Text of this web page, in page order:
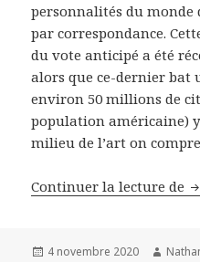
personnalités du
par correspondance.
du vote anticipé a été
alors que ce-dernier bat
environ 50 millions de
population américaine)
milieu de l’art on
Continuer la lecture de
Publié
4 novembre 2020 Auteur